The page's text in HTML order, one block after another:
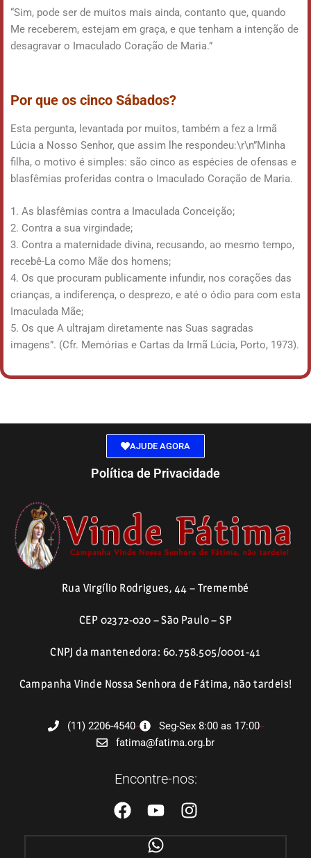
“Sim, pode ser de muitos mais ainda, contanto que, quando
Me receberem, estejam em graça, e que tenham a intenção de
desagravar o Imaculado Coração de Maria.”
Por que os cinco Sábados?
Esta pergunta, levantada por muitos, também a fez a Irmã
Lúcia a Nosso Senhor, que assim lhe respondeu:\r\n”Minha
filha, o motivo é simples: são cinco as espécies de ofensas e
blasfêmias proferidas contra o Imaculado Coração de Maria.
1. As blasfêmias contra a Imaculada Conceição;
2. Contra a sua virgindade;
3. Contra a maternidade divina, recusando, ao mesmo tempo,
recebê-La como Mãe dos homens;
4. Os que procuram publicamente infundir, nos corações das
crianças, a indiferença, o desprezo, e até o ódio para com esta
Imaculada Mãe;
5. Os que A ultrajam diretamente nas Suas sagradas
imagens”. (Cfr. Memórias e Cartas da Irmã Lúcia, Porto, 1973).
AJUDE AGORA
Política de Privacidade
Rua Virgílio Rodrigues, 44 – Tremembé
CEP 02372-020 – São Paulo – SP
CNPJ da mantenedora: 60.758.505/0001-41
Campanha Vinde Nossa Senhora de Fátima, não tardeis!
(11) 2206-4540
Seg-Sex 8:00 as 17:00
fatima@fatima.org.br
Encontre-nos: